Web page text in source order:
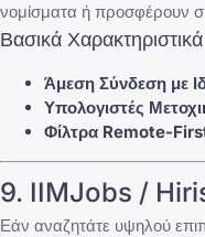
νομίσματα ή προσφέρουν
Βασικά Χαρακτηριστικά
Άμεση Σύνδεση με
Υπολογιστές
Φίλτρα Remote-
9. IIMJobs /
Εάν αναζητάτε υψηλού